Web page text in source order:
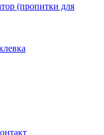
(пропитки для